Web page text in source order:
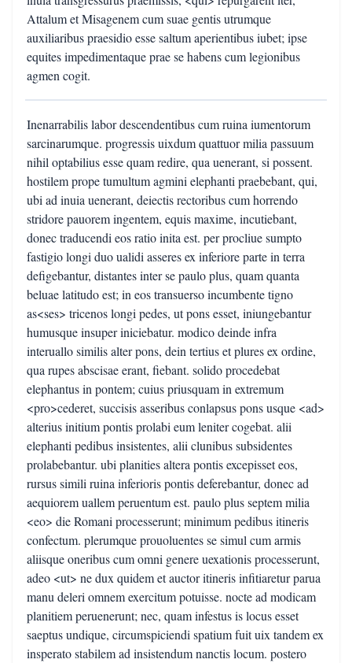
Attalum et Misagenem cum suae gentis utrumque
auxiliaribus praesidio esse saltum aperientibus iubet; ipse
equites impedimentaque prae se habens cum legionibus
agmen cogit.
Inenarrabilis labor descendentibus cum ruina iumentorum
sarcinarumque. progressis uixdum quattuor milia passuum
nihil optabilius esse quam redire, qua uenerant, si possent.
hostilem prope tumultum agmini elephanti praebebant, qui,
ubi ad inuia uenerant, deiectis rectoribus cum horrendo
stridore pauorem ingentem, equis maxime, incutiebant,
donec traducendi eos ratio inita est. per procliue sumpto
fastigio longi duo ualidi asseres ex inferiore parte in terra
defigebantur, distantes inter se paulo plus, quam quanta
beluae latitudo est; in eos transuerso incumbente tigno
as<ses> tricenos longi pedes, ut pons esset, iniungebantur
humusque insuper iniciebatur. modico deinde infra
interuallo similis alter pons, dein tertius et plures ex ordine,
qua rupes abscisae erant, fiebant. solido procedebat
elephantus in pontem; cuius priusquam in extremum
<pro>cederet, succisis asseribus conlapsus pons usque <ad>
alterius initium pontis prolabi eum leniter cogebat. alii
elephanti pedibus insistentes, alii clunibus subsidentes
prolabebantur. ubi planities altera pontis excepisset eos,
rursus simili ruina inferioris pontis deferebantur, donec ad
aequiorem uallem peruentum est. paulo plus septem milia
<eo> die Romani processerunt; minimum pedibus itineris
confectum. plerumque prouoluentes se simul cum armis
aliisque oneribus cum omni genere uexationis processerunt,
adeo <ut> ne dux quidem et auctor itineris infitiaretur parua
manu deleri omnem exercitum potuisse. nocte ad modicam
planitiem peruenerunt; nec, quam infestus is locus esset
saeptus undique, circumspiciendi spatium fuit uix tandem ex
insperato stabilem ad insistendum nanctis locum. postero